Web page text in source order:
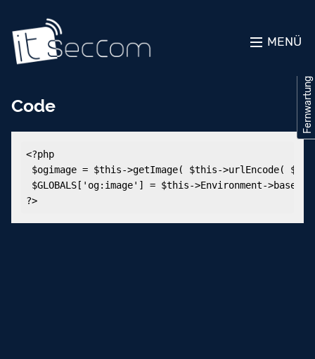
MENÜ
Code
<?php
$ogimage = $this->getImage( $this->urlEncode(
$GLOBALS['og:image'] = $this->Environment->base .
?>
Fernwartung
Fernwartung